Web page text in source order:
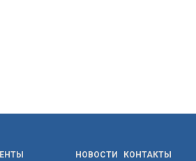
НОВОСТИ КОНТАКТЫ